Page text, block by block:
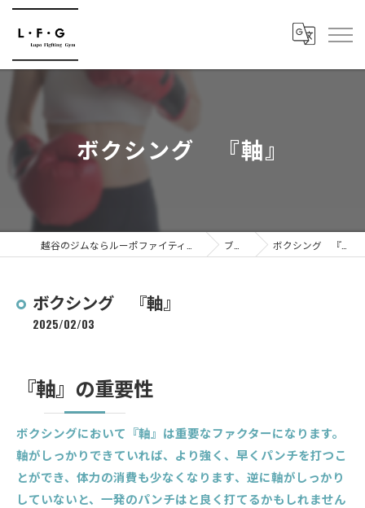
ボクシング 『軸』
ブログ ボクシング 『軸』
ボクシング 『軸』
2025/02/03
『軸』の重要性
ボクシングにおいて『軸』は重要なファクターになります。
軸がしっかりできていれば、より強く、早くパンチを打つこ
とができ、体力の消費も少なくなります、逆に軸がしっかり
していないと、一発のパンチはと良く打てるかもしれません